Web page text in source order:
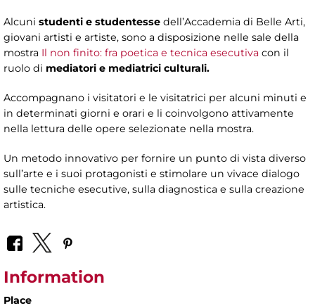
Alcuni studenti e studentesse dell’Accademia di Belle Arti,
giovani artisti e artiste, sono a disposizione nelle sale della
mostra Il non finito: fra poetica e tecnica esecutiva con il
ruolo di mediatori e mediatrici culturali.
Accompagnano i visitatori e le visitatrici per alcuni minuti e
in determinati giorni e orari e li coinvolgono attivamente
nella lettura delle opere selezionate nella mostra.
Un metodo innovativo per fornire un punto di vista diverso
sull’arte e i suoi protagonisti e stimolare un vivace dialogo
sulle tecniche esecutive, sulla diagnostica e sulla creazione
artistica.
Information
Place